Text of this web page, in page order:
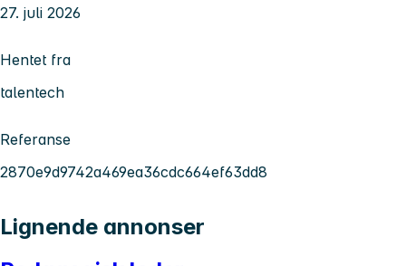
27. juli 2026
Hentet fra
talentech
Referanse
2870e9d9742a469ea36cdc664ef63dd8
Lignende annonser